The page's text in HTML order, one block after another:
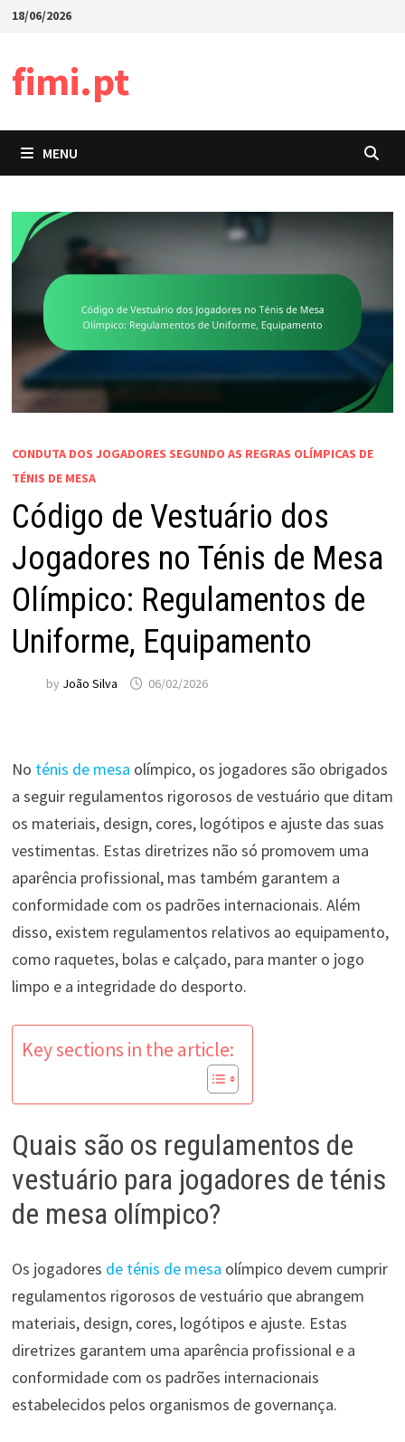
Skip18/06/2026
fimi.pt
MENU
CONDUTA DOS JOGADORES SEGUNDO AS REGRAS OLÍMPICAS DE
TÉNIS DE MESA
Código de Vestuário dos
Jogadores no Ténis de Mesa
Olímpico: Regulamentos de
Uniforme, Equipamento
by João Silva 06/02/2026
No ténis de mesa olímpico, os jogadores são obrigados
a seguir regulamentos rigorosos de vestuário que ditam
os materiais, design, cores, logótipos e ajuste das suas
vestimentas. Estas diretrizes não só promovem uma
aparência profissional, mas também garantem a
conformidade com os padrões internacionais. Além
disso, existem regulamentos relativos ao equipamento,
como raquetes, bolas e calçado, para manter o jogo
limpo e a integridade do desporto.
Key sections in the article:
Quais são os regulamentos de
vestuário para jogadores de ténis
de mesa olímpico?
Os jogadores de ténis de mesa olímpico devem cumprir
regulamentos rigorosos de vestuário que abrangem
materiais, design, cores, logótipos e ajuste. Estas
diretrizes garantem uma aparência profissional e a
conformidade com os padrões internacionais
estabelecidos pelos organismos de governança.